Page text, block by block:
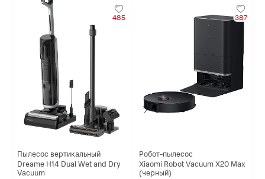
485
Пылесос вертикальный
Dreame H14 Dual Wet and Dry
Vacuum
387
Робот-пылесос
Xiaomi Robot Vacuum X20 Max
(черный)